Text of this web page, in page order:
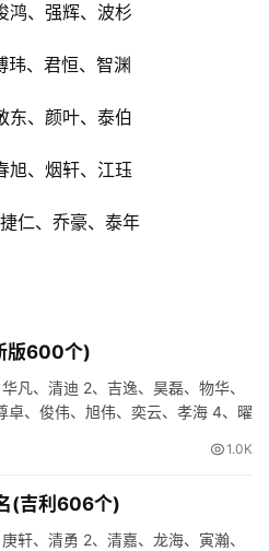
鸿、强辉、波杉
玮、君恒、智渊
东、颜叶、泰伯
旭、烟轩、江珏
仁、乔豪、泰年
版600个)
凡、清迪 2、吉逸、昊磊、物华、
卓、俊伟、旭伟、奕云、孝海 4、曜
1.0K
(吉利606个)
轩、清勇 2、清嘉、龙海、寅瀚、